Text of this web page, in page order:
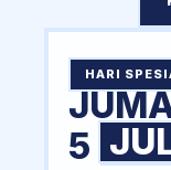
HARI
5